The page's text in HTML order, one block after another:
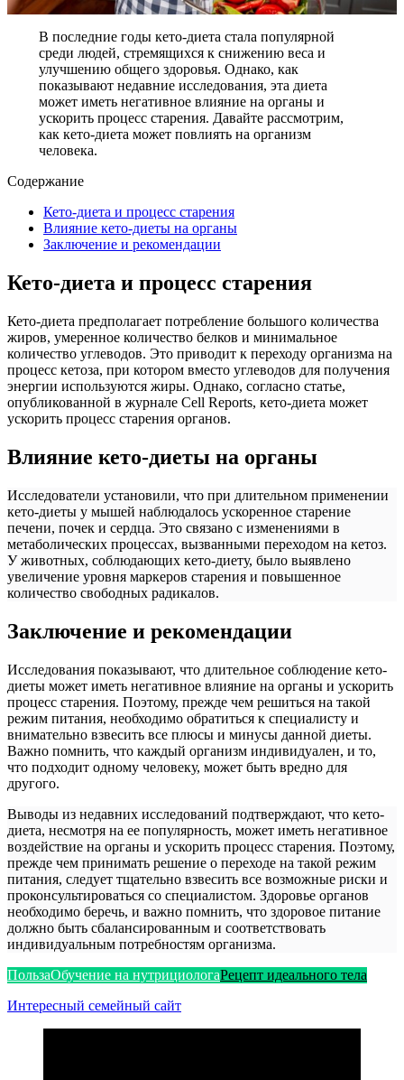
В последние годы кето-диета стала популярной
среди людей, стремящихся к снижению веса и
улучшению общего здоровья. Однако, как
показывают недавние исследования, эта диета
может иметь негативное влияние на органы и
ускорить процесс старения. Давайте рассмотрим,
как кето-диета может повлиять на организм
человека.
Содержание
Кето-диета и процесс старения
Влияние кето-диеты на органы
Заключение и рекомендации
Кето-диета и процесс старения
Кето-диета предполагает потребление большого количества
жиров, умеренное количество белков и минимальное
количество углеводов. Это приводит к переходу организма на
процесс кетоза, при котором вместо углеводов для получения
энергии используются жиры. Однако, согласно статье,
опубликованной в журнале Cell Reports, кето-диета может
ускорить процесс старения органов.
Влияние кето-диеты на органы
Исследователи установили, что при длительном применении
кето-диеты у мышей наблюдалось ускоренное старение
печени, почек и сердца. Это связано с изменениями в
метаболических процессах, вызванными переходом на кетоз.
У животных, соблюдающих кето-диету, было выявлено
увеличение уровня маркеров старения и повышенное
количество свободных радикалов.
Заключение и рекомендации
Исследования показывают, что длительное соблюдение кето-
диеты может иметь негативное влияние на органы и ускорить
процесс старения. Поэтому, прежде чем решиться на такой
режим питания, необходимо обратиться к специалисту и
внимательно взвесить все плюсы и минусы данной диеты.
Важно помнить, что каждый организм индивидуален, и то,
что подходит одному человеку, может быть вредно для
другого.
Выводы из недавних исследований подтверждают, что кето-
диета, несмотря на ее популярность, может иметь негативное
воздействие на органы и ускорить процесс старения. Поэтому,
прежде чем принимать решение о переходе на такой режим
питания, следует тщательно взвесить все возможные риски и
проконсультироваться со специалистом. Здоровье органов
необходимо беречь, и важно помнить, что здоровое питание
должно быть сбалансированным и соответствовать
индивидуальным потребностям организма.
ПользаОбучение на нутрициологаРецепт идеального тела
Интересный семейный сайт